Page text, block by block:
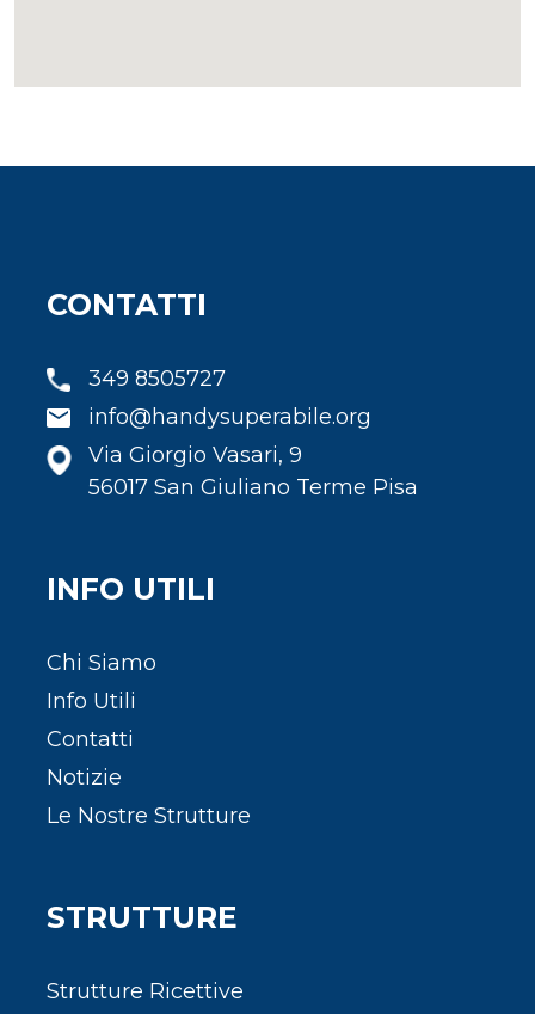
CONTATTI
349 8505727
info@handysuperabile.org
Via Giorgio Vasari, 9
56017 San Giuliano Terme Pisa
INFO UTILI
Chi Siamo
Info Utili
Contatti
Notizie
Le Nostre Strutture
STRUTTURE
Strutture Ricettive